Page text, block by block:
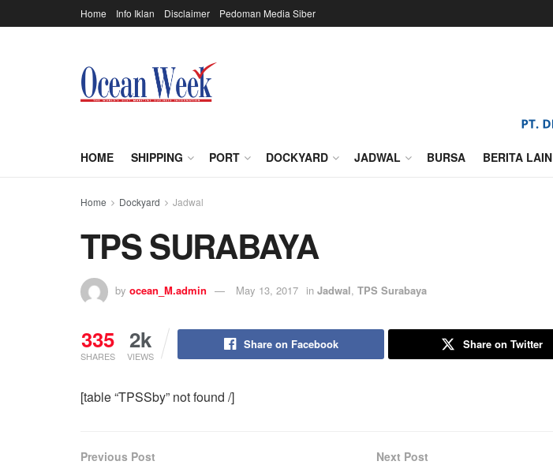
Home Info Iklan Disclaimer Pedoman Media Siber
HOME SHIPPING PORT DOCKYARD JADWAL BURSA BERITA LAIN
Home Dockyard Jadwal
TPS SURABAYA
by ocean_M.admin May 13, 2017 in Jadwal, TPS Surabaya
335
SHARES
2k
VIEWS
Share on Facebook Share on Twitter
[table “TPSSby” not found /]
Previous Post Next Post